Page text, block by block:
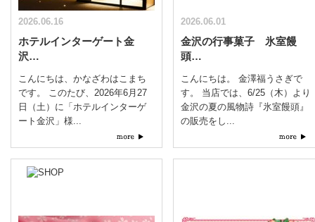
2026.06.16
ホテルインターゲート金
沢…
こんにちは、かなざわはこまち
です。 このたび、2026年6月27
日（土）に「ホテルインターゲ
ート金沢」様...
2026.06.01
金沢の行事菓子 氷室饅
頭…
こんにちは。 金澤福うさぎで
す。 当店では、6/25（木）より
金沢の夏の風物詩『氷室饅頭』
の販売をし...